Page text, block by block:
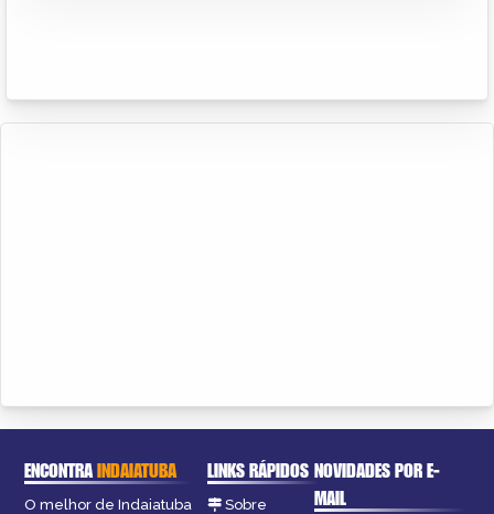
ENCONTRAINDAIATUBA
O melhor de Indaiatuba
LINKS RÁPIDOS
Sobre
NOVIDADES POR E-
MAIL